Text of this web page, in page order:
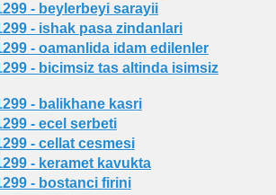
- beylerbeyi sarayii
- ishak pasa zindanlari
- oamanlida idam edilenler
- bicimsiz tas altinda isimsiz
- balikhane kasri
- ecel serbeti
- cellat cesmesi
- keramet kavukta
- bostanci firini